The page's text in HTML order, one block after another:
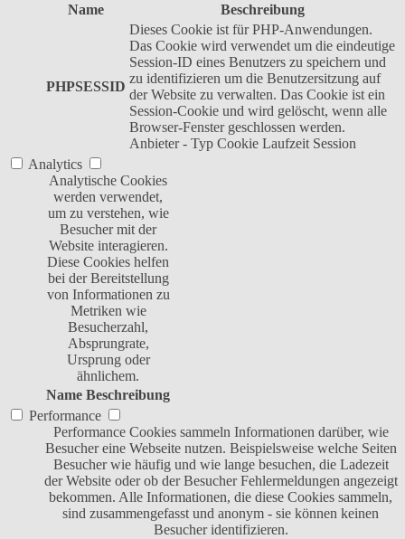
Name
Beschreibung
PHPSESSID
Dieses Cookie ist für PHP-Anwendungen.
Das Cookie wird verwendet um die eindeutige
Session-ID eines Benutzers zu speichern und
zu identifizieren um die Benutzersitzung auf
der Website zu verwalten. Das Cookie ist ein
Session-Cookie und wird gelöscht, wenn alle
Browser-Fenster geschlossen werden.
Anbieter - Typ Cookie Laufzeit Session
Analytics
Analytische Cookies
werden verwendet,
um zu verstehen, wie
Besucher mit der
Website interagieren.
Diese Cookies helfen
bei der Bereitstellung
von Informationen zu
Metriken wie
Besucherzahl,
Absprungrate,
Ursprung oder
ähnlichem.
Name Beschreibung
Performance
Performance Cookies sammeln Informationen darüber, wie
Besucher eine Webseite nutzen. Beispielsweise welche Seiten
Besucher wie häufig und wie lange besuchen, die Ladezeit
der Website oder ob der Besucher Fehlermeldungen angezeigt
bekommen. Alle Informationen, die diese Cookies sammeln,
sind zusammengefasst und anonym - sie können keinen
Besucher identifizieren.